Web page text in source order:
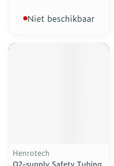
Niet beschikbaar
Henrotech
O2-supply Safety Tubing